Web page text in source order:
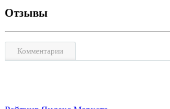
Отзывы
Комментарии